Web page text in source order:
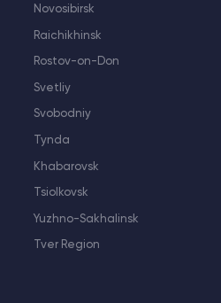
Novosibirsk
Raichikhinsk
Rostov-on-Don
Svetliy
Svobodniy
Tynda
Khabarovsk
Tsiolkovsk
Yuzhno-Sakhalinsk
Tver Region